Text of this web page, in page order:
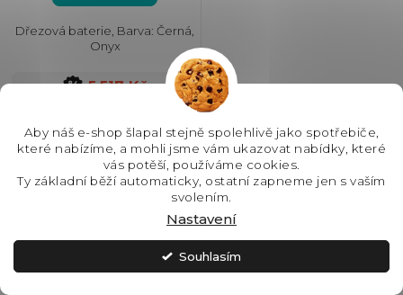
Aby náš e-shop šlapal stejně spolehlivě jako spotřebiče,
které nabízíme, a mohli jsme vám ukazovat nabídky, které
vás potěší, používáme cookies.
Ty základní běží automaticky, ostatní zapneme jen s vaším
svolením.
Nastavení
Souhlasím
Dřezová baterie, Barva: Černá,
Onyx
5,517 Kč